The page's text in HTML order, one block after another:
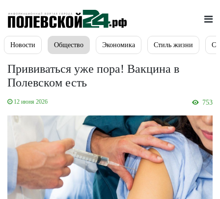
Новости Общество Экономика Стиль жизни
Прививаться уже пора! Вакцина в
Полевском есть
12 июня 2026 753